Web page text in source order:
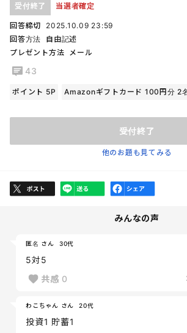
受付終了 当選者確定
回答締切
2025.10.09 23:59
回答方法
自由記述
プレゼント方法
メール
43
ポイント 5P Amazonギフトカード 100円分 2
受付終了
他のお題も見てみる
みんなの声
匿名 さん 30代
5対5
共感 0
わこちゃん さん 20代
投資1 貯蓄1